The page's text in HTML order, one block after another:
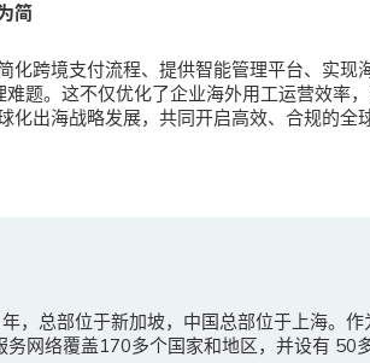
简
化跨境支付流程、提供智能管理平台、实现
题。这不仅优化了企业海外用工运营效率
出海战略发展，共同开启高效、合规的全
，总部位于新加坡，中国总部位于上海。
网络覆盖170多个国家和地区，并设有 50